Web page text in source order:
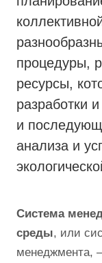
процедуры,
ресурсы,
разработки
и
анализа и
Cистема
среды, или
менеджмента,